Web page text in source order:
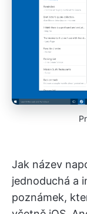
Jak název
jednoduchá a
poznámek,